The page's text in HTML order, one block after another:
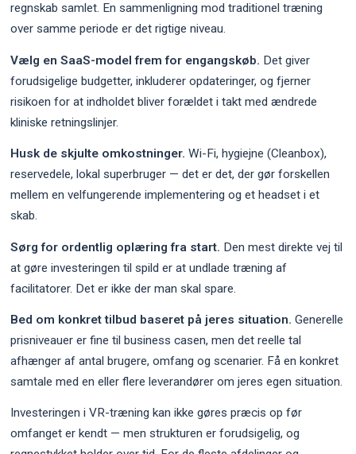
regnskab samlet. En sammenligning mod traditionel træning
over samme periode er det rigtige niveau.
Vælg en SaaS-model frem for engangskøb. Det giver
forudsigelige budgetter, inkluderer opdateringer, og fjerner
risikoen for at indholdet bliver forældet i takt med ændrede
kliniske retningslinjer.
Husk de skjulte omkostninger. Wi-Fi, hygiejne (Cleanbox),
reservedele, lokal superbruger — det er det, der gør forskellen
mellem en velfungerende implementering og et headset i et
skab.
Sørg for ordentlig oplæring fra start. Den mest direkte vej til
at gøre investeringen til spild er at undlade træning af
facilitatorer. Det er ikke der man skal spare.
Bed om konkret tilbud baseret på jeres situation. Generelle
prisniveauer er fine til business casen, men det reelle tal
afhænger af antal brugere, omfang og scenarier. Få en konkret
samtale med en eller flere leverandører om jeres egen situation.
Investeringen i VR-træning kan ikke gøres præcis op før
omfanget er kendt — men strukturen er forudsigelig, og